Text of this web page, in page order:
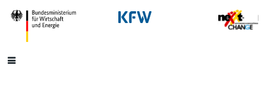
SrOnlyNavigation
Hauptmenü